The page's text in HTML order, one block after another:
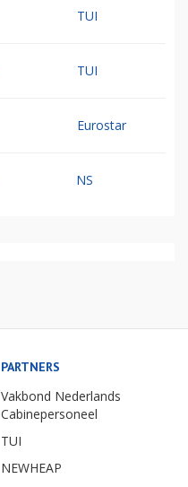
TUI
TUI
Eurostar
NS
PARTNERS
Vakbond Nederlands
Cabinepersoneel
TUI
NEWHEAP